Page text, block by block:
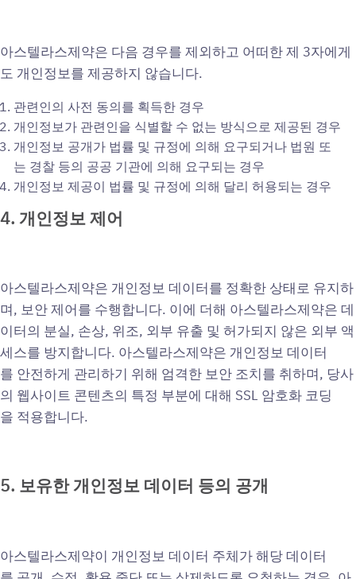
아스텔라스제약은 다음 경우를 제외하고 어떠한 제 3자에게
도 개인정보를 제공하지 않습니다.
관련인의 사전 동의를 획득한 경우
개인정보가 관련인을 식별할 수 없는 방식으로 제공된 경우
개인정보 공개가 법률 및 규정에 의해 요구되거나 법원 또
는 경찰 등의 공공 기관에 의해 요구되는 경우
개인정보 제공이 법률 및 규정에 의해 달리 허용되는 경우
4. 개인정보제어
아스텔라스제약은 개인정보 데이터를 정확한 상태로 유지하
며, 보안 제어를 수행합니다. 이에 더해 아스텔라스제약은 데
이터의 분실, 손상, 위조, 외부 유출 및 허가되지 않은 외부 액
세스를 방지합니다. 아스텔라스제약은 개인정보 데이터
를 안전하게 관리하기 위해 엄격한 보안 조치를 취하며, 당사
의 웹사이트 콘텐츠의 특정 부분에 대해 SSL 암호화 코딩
을 적용합니다.
5. 보유한개인정보 데이터 등의 공개
아스텔라스제약이 개인정보 데이터 주체가 해당 데이터